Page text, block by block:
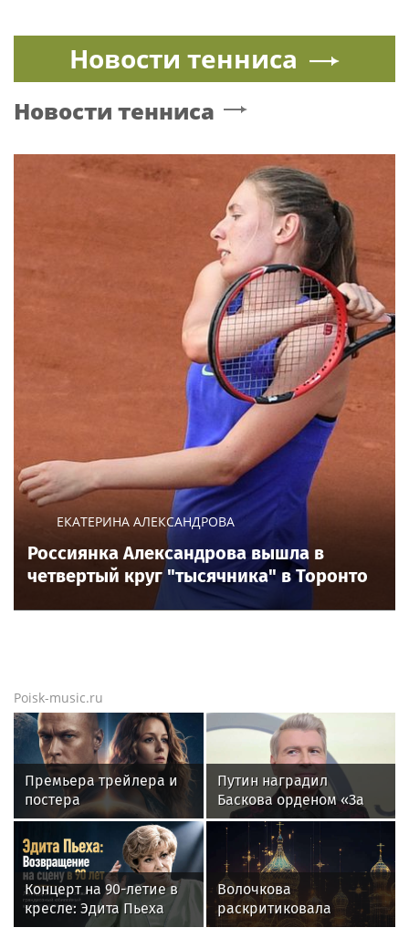
Новости тенниса
Новости тенниса
ЕКАТЕРИНА АЛЕКСАНДРОВА
Россиянка Александрова вышла в
четвертый круг "тысячника" в Торонто
Poisk-music.ru
Премьера трейлера и
постера
фантастического
блокбастера «Девятая
планета»
Путин наградил
Баскова орденом «За
заслуги перед
Отечеством» IV степени
Концерт на 90-летие в
кресле: Эдита Пьеха
планирует вернуться на
Волочкова
раскритиковала
концерт Билана в